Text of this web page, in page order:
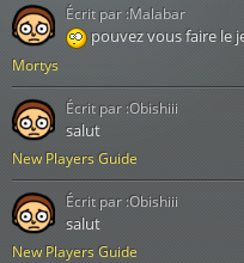
Mortys
pouvez vous faire le
Écrit par :Malabar
New Players Guide
salut
Écrit par :Obishiii
New Players Guide
salut
Écrit par :Obishiii